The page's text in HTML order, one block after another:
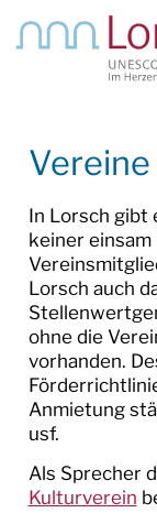
BAUEN &
LEBEN IN
BILDUNG
KINDER &
FREIZEIT
Vereine
In Lorsch gibt
keiner einsam
Lorsch auch
ohne die
vorhanden.
Anmietung
usf.
Als Sprecher
Kulturverein